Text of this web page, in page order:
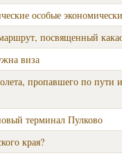
особые
посвященный
виза
пропавшего по пути
терминал Пулково
края?